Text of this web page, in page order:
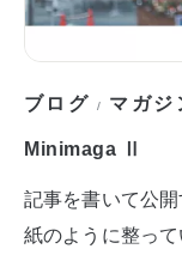
ブログ / マガジ
Minimaga Ⅱ
記事を書いて公
紙のように整っ